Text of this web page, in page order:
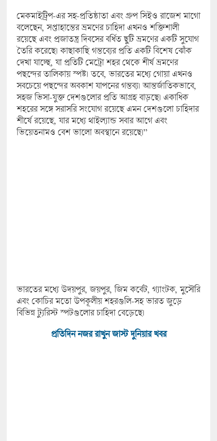
মেকমাইট্রিপ-এর সহ-প্রতিষ্ঠাতা এবং গ্রুপ সিইও রাজেশ মাগো
বলেছেন, সপ্তাহান্তের ভ্রমণের চাহিদা এখনও শক্তিশালী
রয়েছে এবং প্রজাতন্ত্র দিবসের বর্ধিত ছুটি ভ্রমণের একটি সুযোগ
তৈরি করেছে। কাছাকাছি গন্তব্যের প্রতি একটি বিশেষ ঝোঁক
দেখা যাচ্ছে, যা প্রতিটি মেট্রো শহর থেকে শীর্ষ ভ্রমণের
পছন্দের তালিকায় স্পষ্ট। তবে, ভারতের মধ্যে গোয়া এখনও
সবচেয়ে পছন্দের অবকাশ যাপনের গন্তব্য। আন্তর্জাতিকভাবে,
সহজ ভিসা-যুক্ত দেশগুলোর প্রতি আগ্রহ বাড়ছে। একাধিক
শহরের সঙ্গে সরাসরি সংযোগ রয়েছে এমন দেশগুলো চাহিদার
শীর্ষে রয়েছে, যার মধ্যে থাইল্যান্ড সবার আগে এবং
ভিয়েতনামও বেশ ভালো অবস্থানে রয়েছে।”
ভারতের মধ্যে উদয়পুর, জয়পুর, জিম কর্বেট, গ্যাংটক, মুসৌরি
এবং কোচির মতো উপকূলীয় শহরগুলি-সহ ভারত জুড়ে
বিভিন্ন ট্যুরিস্ট স্পটগুলোর চাহিদা বেড়েছে।
প্রতিদিন নজর রাখুন জাস্ট দুনিয়ার খবর